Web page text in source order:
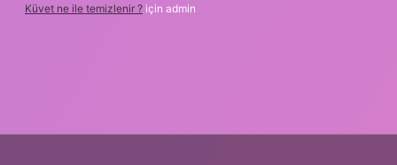
Küvet ne ile temizlenir ? için admin